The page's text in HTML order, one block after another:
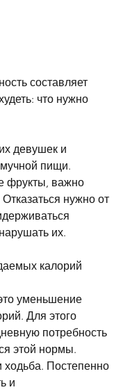
что нужно
девушек и
пищи.
фрукты, важно
нужно от
их.
калорий
уменьшение
Для этого
потребность
этой нормы.
ходьба. Постепенно
и